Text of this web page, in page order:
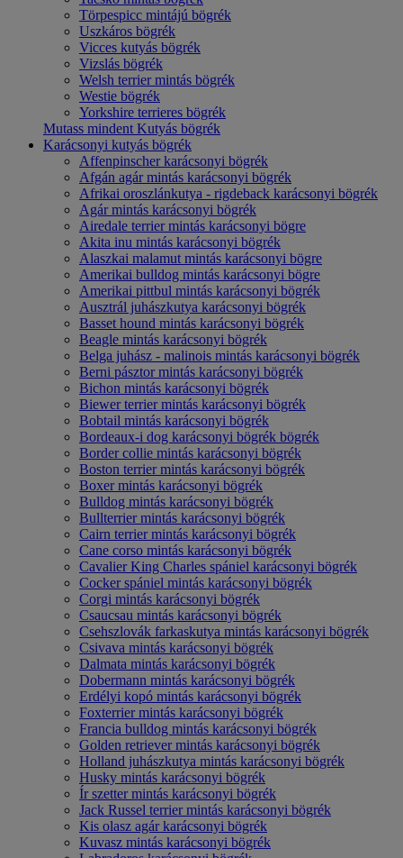
Törpespicc mintájú bögrék
Uszkáros bögrék
Vicces kutyás bögrék
Vizslás bögrék
Welsh terrier mintás bögrék
Westie bögrék
Yorkshire terrieres bögrék
Mutass mindent Kutyás bögrék
Karácsonyi kutyás bögrék
Affenpinscher karácsonyi bögrék
Afgán agár mintás karácsonyi bögrék
Afrikai oroszlánkutya - rigdeback karácsonyi bögrék
Agár mintás karácsonyi bögrék
Airedale terrier mintás karácsonyi bögre
Akita inu mintás karácsonyi bögrék
Alaszkai malamut mintás karácsonyi bögre
Amerikai bulldog mintás karácsonyi bögre
Amerikai pittbul mintás karácsonyi bögrék
Ausztrál juhászkutya karácsonyi bögrék
Basset hound mintás karácsonyi bögrék
Beagle mintás karácsonyi bögrék
Belga juhász - malinois mintás karácsonyi bögrék
Berni pásztor mintás karácsonyi bögrék
Bichon mintás karácsonyi bögrék
Biewer terrier mintás karácsonyi bögrék
Bobtail mintás karácsonyi bögrék
Bordeaux-i dog karácsonyi bögrék bögrék
Border collie mintás karácsonyi bögrék
Boston terrier mintás karácsonyi bögrék
Boxer mintás karácsonyi bögrék
Bulldog mintás karácsonyi bögrék
Bullterrier mintás karácsonyi bögrék
Cairn terrier mintás karácsonyi bögrék
Cane corso mintás karácsonyi bögrék
Cavalier King Charles spániel karácsonyi bögrék
Cocker spániel mintás karácsonyi bögrék
Corgi mintás karácsonyi bögrék
Csaucsau mintás karácsonyi bögrék
Csehszlovák farkaskutya mintás karácsonyi bögrék
Csivava mintás karácsonyi bögrék
Dalmata mintás karácsonyi bögrék
Dobermann mintás karácsonyi bögrék
Erdélyi kopó mintás karácsonyi bögrék
Foxterrier mintás karácsonyi bögrék
Francia bulldog mintás karácsonyi bögrék
Golden retriever mintás karácsonyi bögrék
Holland juhászkutya mintás karácsonyi bögrék
Husky mintás karácsonyi bögrék
Ír szetter mintás karácsonyi bögrék
Jack Russel terrier mintás karácsonyi bögrék
Kis olasz agár karácsonyi bögrék
Kuvasz mintás karácsonyi bögrék